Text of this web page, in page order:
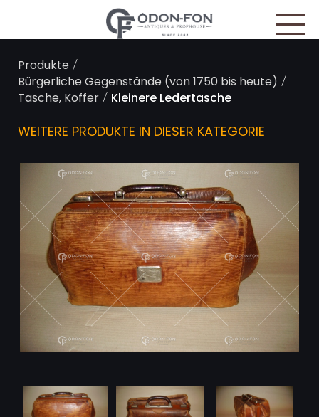
Produkte/
Bürgerliche Gegenstände (von 1750 bis heute) /
Tasche, Koffer/ Kleinere Ledertasche
WEITERE PRODUKTE IN DIESER KATEGORIE